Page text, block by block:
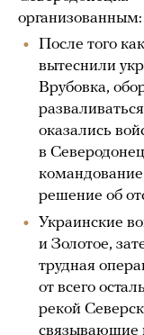
организованным:
После того
вытеснили
Врубовка,
оказались
в
решение об
Украинские
и Золотое,
трудная
от всего
рекой
связывающие